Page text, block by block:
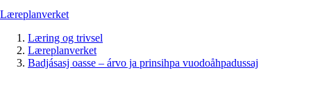
Læreplanverket
Læring og trivsel
Læreplanverket
Badjásasj oasse – árvo ja prinsihpa vuodoåhpadussaj